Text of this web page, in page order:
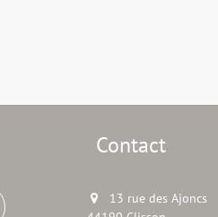
Contact
13 rue des Ajoncs